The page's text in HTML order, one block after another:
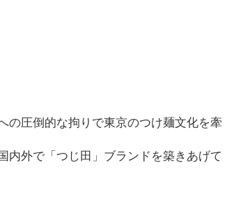
の圧倒的な拘りで東京のつけ麺文化を牽
内外で「つじ田」ブランドを築きあげて